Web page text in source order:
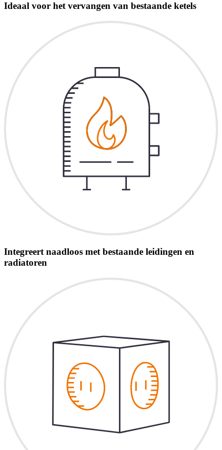
Ideaal voor het vervangen van bestaande ketels
Integreert naadloos met bestaande leidingen en
radiatoren